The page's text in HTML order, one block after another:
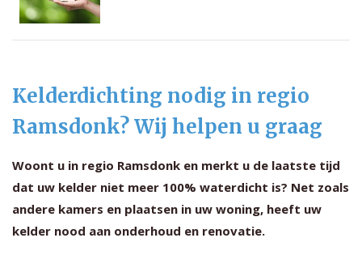
Kelderdichting nodig in regio
Ramsdonk? Wij helpen u graag
Woont u in regio Ramsdonk en merkt u de laatste tijd
dat uw kelder niet meer 100% waterdicht is? Net zoals
andere kamers en plaatsen in uw woning, heeft uw
kelder nood aan onderhoud en renovatie.